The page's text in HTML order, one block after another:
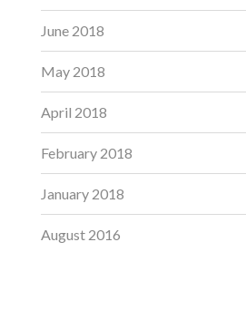
June 2018
May 2018
April 2018
February 2018
January 2018
August 2016